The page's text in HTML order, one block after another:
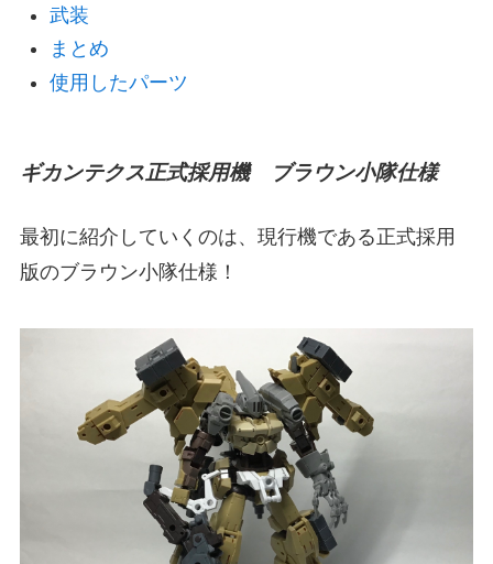
武装
まとめ
使用したパーツ
ギカンテクス正式採用機 ブラウン小隊仕様
最初に紹介していくのは、現行機である正式採用
版のブラウン小隊仕様！